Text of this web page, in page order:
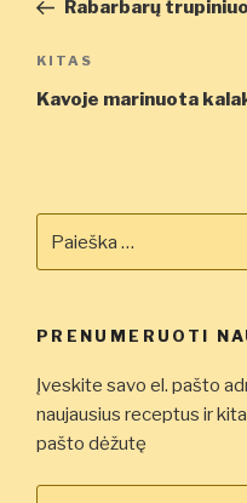
įrašų
Rabarbarų
Kitas
įrašas
KITAS
Kavoje marinuota
PRENUMERUOTI
Įveskite savo el. pašto
naujausius receptus ir
pašto dėžutę